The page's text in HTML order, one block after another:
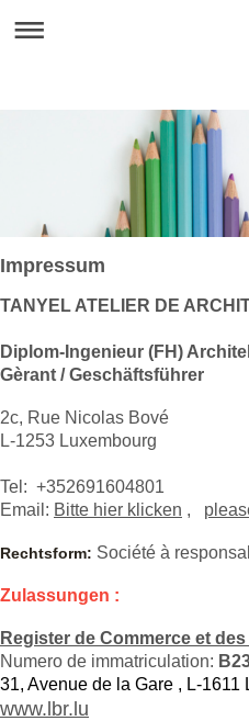
Impressum
TANYEL ATELIER DE
Diplom-Ingenieur (FH)
Gèrant / Geschäftsführer
2c, Rue Nicolas Bové
L-1253 Luxembourg
Tel: +352691604801
Email: Bitte hier klicken ,
Rechtsform: Société à
Zulassungen :
Register de Commerce et
Numero de immatriculation:
31, Avenue de la Gare , L-1611
www.lbr.lu